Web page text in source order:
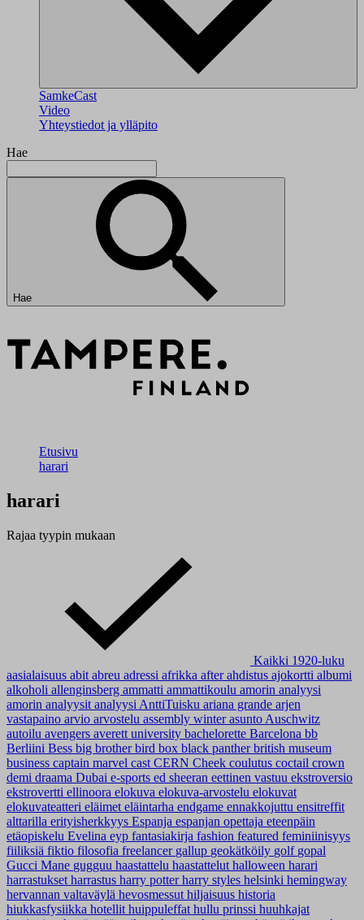
SamkeCast
Video
Yhteystiedot ja ylläpito
Hae
Hae
Etusivu
harari
harari
Rajaa tyypin mukaan
Kaikki 1920-luku
aasialaisuus abit abreu adressi afrikka afterahdistus ajokortti albumi
alkoholi allenginsberg ammatti ammattikoulu amorin analyysi
amorin analyysit analyysi AnttiTuisku ariana grande arjen
vastapaino arvio arvostelu assembly winterasunto Auschwitz
autoilu avengers averett university bachelorette Barcelona bb
Berliini Bess big brotherbird box black pantherbritish museum
business captain marvel cast CERN Cheek coulutus coctail crown
demi draama Dubai e-sports ed sheeran eettinen vastuu ekstroversio
ekstrovertti ellinoora elokuva elokuva-arvostelu elokuvat
elokuvateatteri eläimet eläintarha endgame ennakkojuttu ensitreffit
alttarilla erityisherkkyys Espanja espanjan opettaja eteenpäin
etäopiskelu Evelina eyp fantasiakirja fashion featured feminiinisyys
fiiliksiä fiktio filosofia freelancer gallup geokätköily golf gopal
Gucci Mane gugguu haastattelu haastattelut halloween harari
harrastukset harrastus harry potterharry styles helsinki hemingway
hervannan valtaväylä hevosmessut hiljaisuus historia
hiukkasfysiikka hotellit huippuleffat hullu prinssi huuhkajat